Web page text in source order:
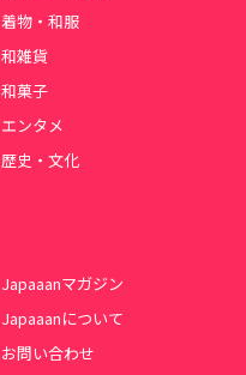
着物・和服
和雑貨
和菓子
エンタメ
歴史・文化
Japaaanマガジン
Japaaanについて
お問い合わせ